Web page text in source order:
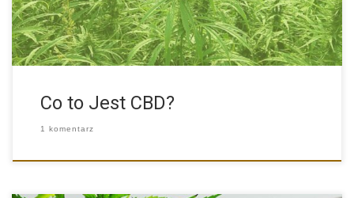
Co to Jest CBD?
1 komentarz